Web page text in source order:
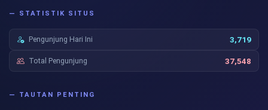
— STATISTIK SITUS
Pengunjung Hari Ini 3,719
Total Pengunjung 37,548
— TAUTAN PENTING